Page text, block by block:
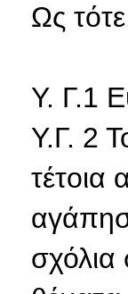
Ως
Υ. Γ.1
Υ.Γ. 2